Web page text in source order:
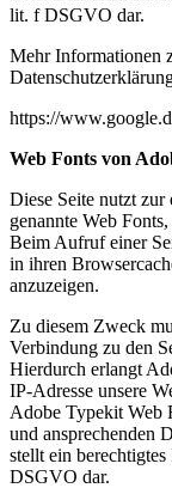
lit. f DSGVO dar.
Mehr Informationen
https://
Web Fonts von
Diese Seite nutzt
genannte Web
Beim Aufruf einer
in ihren
anzuzeigen.
Zu diesem Zweck
Verbindung zu den
Hierdurch erlangt
IP-Adresse unsere
Adobe Typekit Web
und ansprechenden
stellt ein
DSGVO dar.